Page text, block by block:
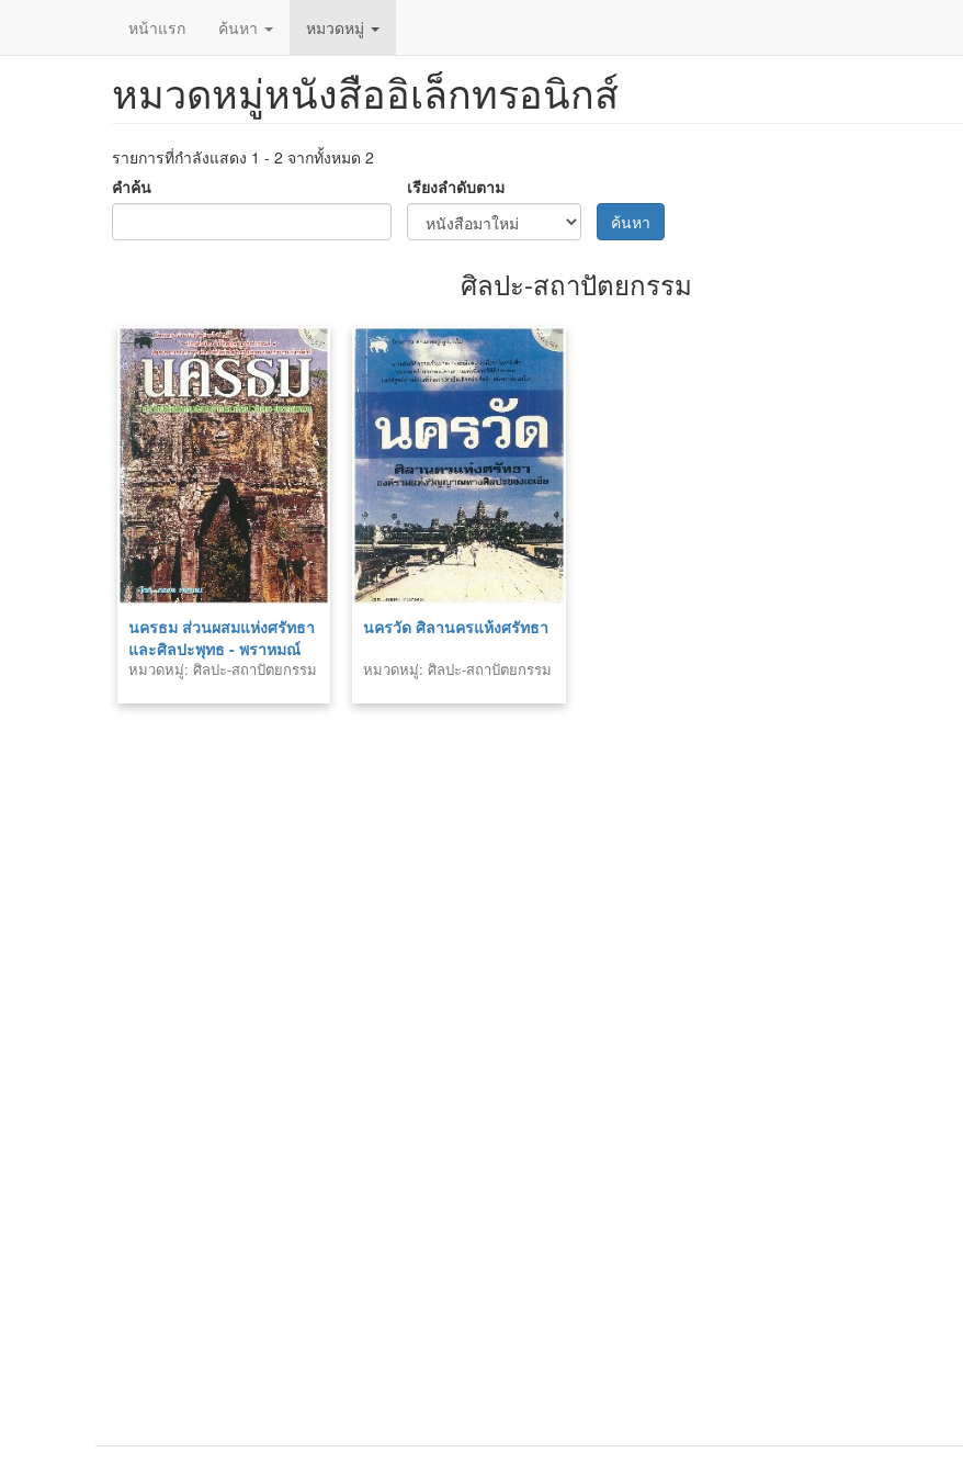
หน้าแรก ค้นหา หมวดหมู่
หมวดหมู่หนังสืออิเล็กทรอนิกส์
รายการที่กำลังแสดง 1 - 2 จากทั้งหมด 2
คำค้น
เรียงลำดับตาม
ค้นหา
ศิลปะ-สถาปัตยกรรม
นครธม ส่วนผสมแห่งศรัทธา
และศิลปะพุทธ - พราหมณ์
หมวดหมู่: ศิลปะ-สถาปัตยกรรม
นครวัด ศิลานครแห้งศรัทธา
หมวดหมู่: ศิลปะ-สถาปัตยกรรม